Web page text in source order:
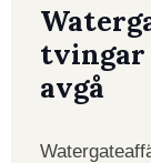
tvingar
avgå